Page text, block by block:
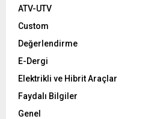
ATV-UTV
Custom
Değerlendirme
E-Dergi
Elektrikli ve Hibrit Araçlar
Faydalı Bilgiler
Genel